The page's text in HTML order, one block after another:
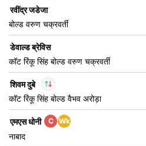
रवींद्र जडेजा
बोल्ड वरुण चक्रवर्ती
डेवाल्ड ब्रेविस
कॉट रिंकू सिंह बोल्ड वरुण चक्रवर्ती
शिवम दुबे
IP
Out मथीशा पथिराना
कॉट रिंकू सिंह बोल्ड वैभव अरोड़ा
एमएस धोनी C Wk
नाबाद